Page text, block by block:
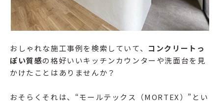
おしゃれな施工事例を検索していて、 コンクリートっ
ぽい質感の格好いいキッチンカウンターや洗面台を見
かけたことはありませんか？
おそらくそれは、“モールテックス（MORTEX）”とい